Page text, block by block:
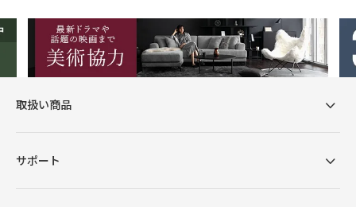
取扱い商品
サポート